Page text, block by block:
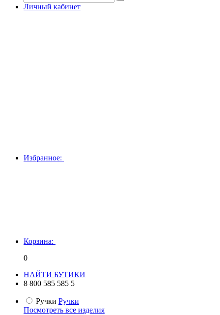
Личный кабинет
Избранное:
Корзина:
0
НАЙТИ БУТИКИ
8 800 585 585 5
Ручки Ручки
Посмотреть все изделия